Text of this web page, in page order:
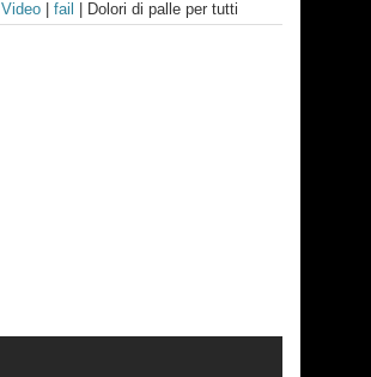
Video fail Dolori di palle per tutti